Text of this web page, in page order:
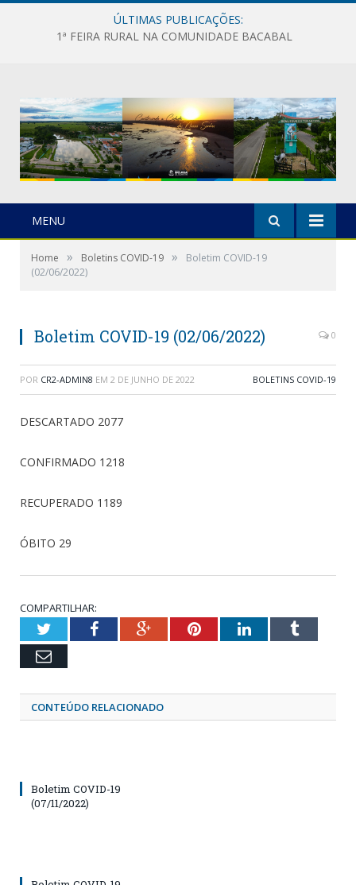
ÚLTIMAS PUBLICAÇÕES:
1ª FEIRA RURAL NA COMUNIDADE BACABAL
MENU
Home » Boletins COVID-19 »
Boletim COVID-19
(02/06/2022)
Boletim COVID-19 (02/06/2022) 0
POR CR2-ADMIN8 EM 2 DE JUNHO DE 2022 BOLETINS COVID-19
DESCARTADO 2077
CONFIRMADO 1218
RECUPERADO 1189
ÓBITO 29
COMPARTILHAR:
TwitterFacebookGoogle+PinterestLinkedInTumblr
Email
CONTEÚDO RELACIONADO
Boletim COVID-19
(07/11/2022)